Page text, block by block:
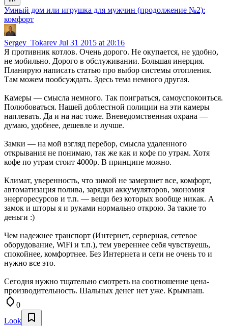
Умный дом или игрушка для мужчин (продолжение №2):
комфорт
Sergey_Tokarev Jul 31 2015 at 20:16
Я противник котлов. Очень дорого. Не окупается, не удобно,
не мобильно. Дорого в обслуживании. Большая инерция.
Планирую написать статью про выбор системы отопления.
Там можем пообсуждать. Здесь тема немного другая.
Камеры — смысла немного. Так поиграться, самоуспокоиться.
Полюбоваться. Нашей доблестной полиции на эти камеры
наплевать. Да и на нас тоже. Вневедомственная охрана —
думаю, удобнее, дешевле и лучше.
Замки — на мой взгляд перебор, смысла удаленного
открывания не понимаю, так же как и кофе по утрам. Хотя
кофе по утрам стоит 4000р. В принципе можно.
Климат, уверенность, что зимой не замерзнет все, комфорт,
автоматизация полива, зарядки аккумуляторов, экономия
энергоресурсов и т.п. — вещи без которых вообще никак. А
замок и шторы я и руками нормально открою. За такие то
деньги :)
Чем надежнее транспорт (Интернет, серверная, сетевое
оборудование, WiFi и т.п.), тем увереннее себя чувствуешь,
спокойнее, комфортнее. Без Интернета и сети не очень то и
нужно все это.
Сегодня нужно тщательно смотреть на соотношение цена-
производительность. Шальных денег нет уже. Крымнаш.
0
Look